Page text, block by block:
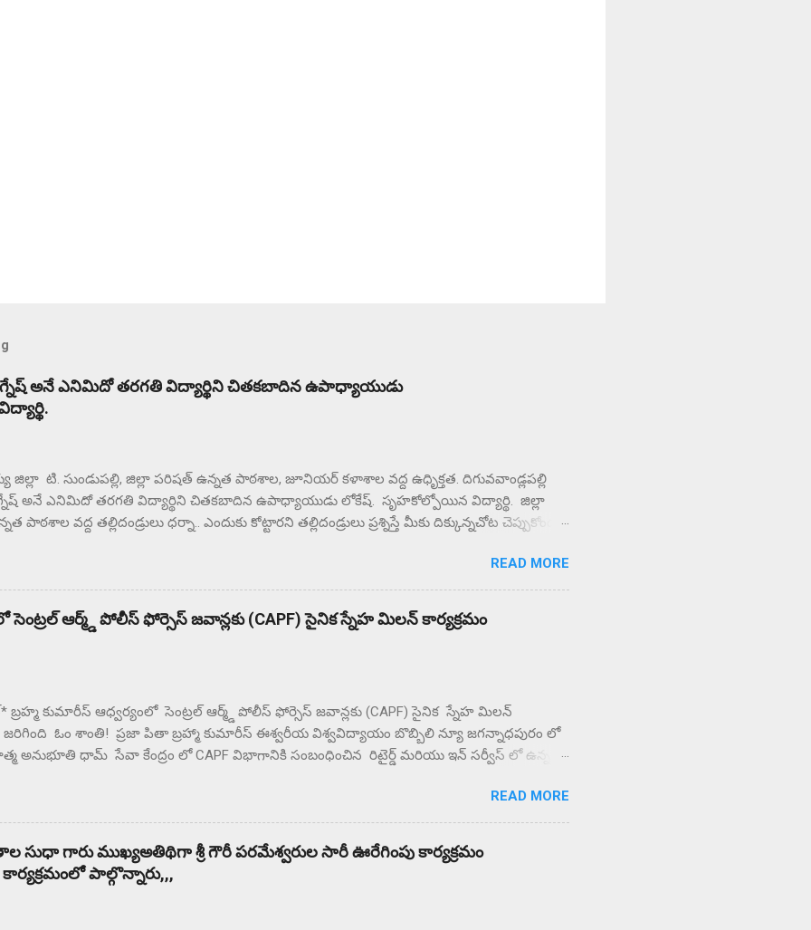
విగ్నేష్ అనే ఎనిమిదో తరగతి విద్యార్థిని చితకబాదిన ఉపాధ్యాయుడు
జిల్లా టి. సుండుపల్లి, జిల్లా పరిషత్ ఉన్నత పాఠశాల, జూనియర్ కళాశాల వద్ద ఉధృిక్తత. దిగువవాండ్లపల్లి
అనే ఎనిమిదో తరగతి విద్యార్థిని చితకబాదిన ఉపాధ్యాయుడు లోకేష్. సృహకోల్పోయిన విద్యార్థి. జిల్లా
పాఠశాల వద్ద తల్లిదండ్రులు ధర్నా.. ఎందుకు కోట్టారని తల్లిదండ్రులు ప్రశ్నిస్తే మీకు దిక్కున్నచోట చెప్పుకోండని
గ్రామస్తులు. ఈ సంఘటనను దారి మళ్ళించే విధంగా సహాయ సహకారాలు చేస్తున్న పలు ఉపాధ్యాయులు
మందలిస్తున్న పలు ఉపాధ్యాయులు గంటల తరబడి తల్లిదండ్రులను మందులిస్తున్న పలు
న్యాయం జరిగే వరకు ఇక్కడ నుంచి కదిలేది లేదని భీష్మించుకోని కుర్చోన్న గ్రామస్తులు.
READ MORE
సెంట్రల్ ఆర్మ్డ్ పోలీస్ ఫోర్సెస్ జవాన్లకు (CAPF) సైనిక స్నేహ మిలన్ కార్యక్రమం
బ్రహ్మ కుమారీస్ ఆధ్వర్యంలో సెంట్రల్ ఆర్మ్డ్ పోలీస్ ఫోర్సెస్ జవాన్లకు (CAPF) సైనిక స్నేహ మిలన్
జరిగింది ఓం శాంతి! ప్రజా పితా బ్రహ్మా కుమారీస్ ఈశ్వరీయ విశ్వవిద్యాయం బొబ్బిలి న్యూ జగన్నాధపురం లో
అనుభూతి ధామ్ సేవా కేంద్రం లో CAPF విభాగానికి సంబంధించిన రిటైర్డ్ మరియు ఇన్ సర్వీస్ లో ఉన్న 70
ఎల్లప్పుడూ దేశమంతా CAPF జవాన్ సోదరులకు ఋణపడి ఉంటుందని బ్రహ్మ కుమారి రాజేశ్వరి అక్కయ్య
ఈ సందర్భంగా విచ్చేసిన CAPF సైనిక సోదరులు అందరికీ శివ పరమాత్మ పరిచయం నిచ్చి , బ్రహ్మా
చేపడుతున్న 20 విభాగాల ద్వారా ప్రపంచంలో 140 దేశాలలో రకరకాల సేవలను గూర్చి తెలియచేశారు.
హద్దులో శత్రువులపై విజయం సాదిస్తున్నారు. మీ లో ఉండే కామ, క్రోధ,లోభ,మోహ, అహంకారాలనే శత్రువులపై
చేసి ఎలా విజయం సాధించాలో తెలియచేశారు. అనేక జిల్లాలనుండి విచ్చేసిన సైనికు...
READ MORE
సుధా గారు ముఖ్యఅతిథిగా శ్రీ గౌరీ పరమేశ్వరుల సారీ ఊరేగింపు కార్యక్రమం
పాల్గొన్నారు,,,